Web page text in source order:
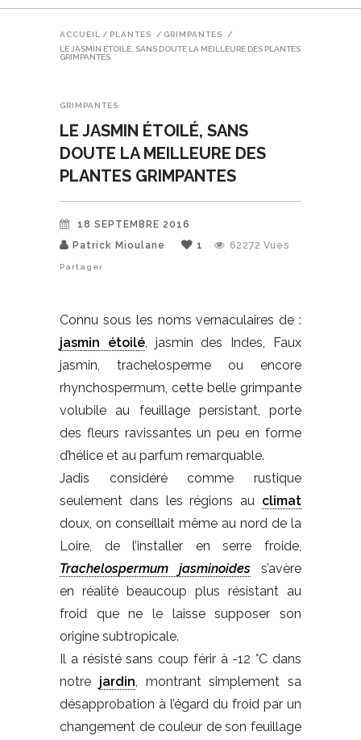
ACCUEIL / PLANTES / GRIMPANTES
/
LE JASMIN ÉTOILÉ, SANS DOUTE LA MEILLEURE DES PLANTES
GRIMPANTES
GRIMPANTES
LE JASMIN ÉTOILÉ, SANS
DOUTE LA MEILLEURE DES
PLANTES GRIMPANTES
18 SEPTEMBRE 2016
Patrick Mioulane
1 62272 Vues
Partager
Connu sous les noms vernaculaires de :
jasmin étoilé, jasmin des Indes, Faux
jasmin, trachelosperme ou encore
rhynchospermum, cette belle grimpante
volubile au feuillage persistant, porte
des fleurs ravissantes un peu en forme
d’hélice et au parfum remarquable.
Jadis considéré comme rustique
seulement dans les régions au climat
doux, on conseillait même au nord de la
Loire, de l’installer en serre froide,
Trachelospermum jasminoides
s’avère
en réalité beaucoup plus résistant au
froid que ne le laisse supposer son
origine subtropicale.
Il a résisté sans coup férir à -12 °C dans
notre jardin , montrant simplement sa
désapprobation à l’égard du froid par un
changement de couleur de son feuillage